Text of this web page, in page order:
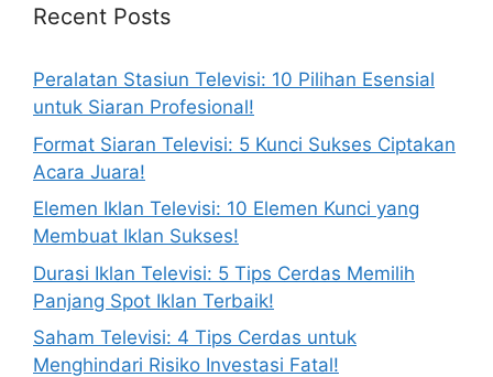
Recent Posts
Peralatan Stasiun Televisi: 10 Pilihan Esensial
untuk Siaran Profesional!
Format Siaran Televisi: 5 Kunci Sukses Ciptakan
Acara Juara!
Elemen Iklan Televisi: 10 Elemen Kunci yang
Membuat Iklan Sukses!
Durasi Iklan Televisi: 5 Tips Cerdas Memilih
Panjang Spot Iklan Terbaik!
Saham Televisi: 4 Tips Cerdas untuk
Menghindari Risiko Investasi Fatal!